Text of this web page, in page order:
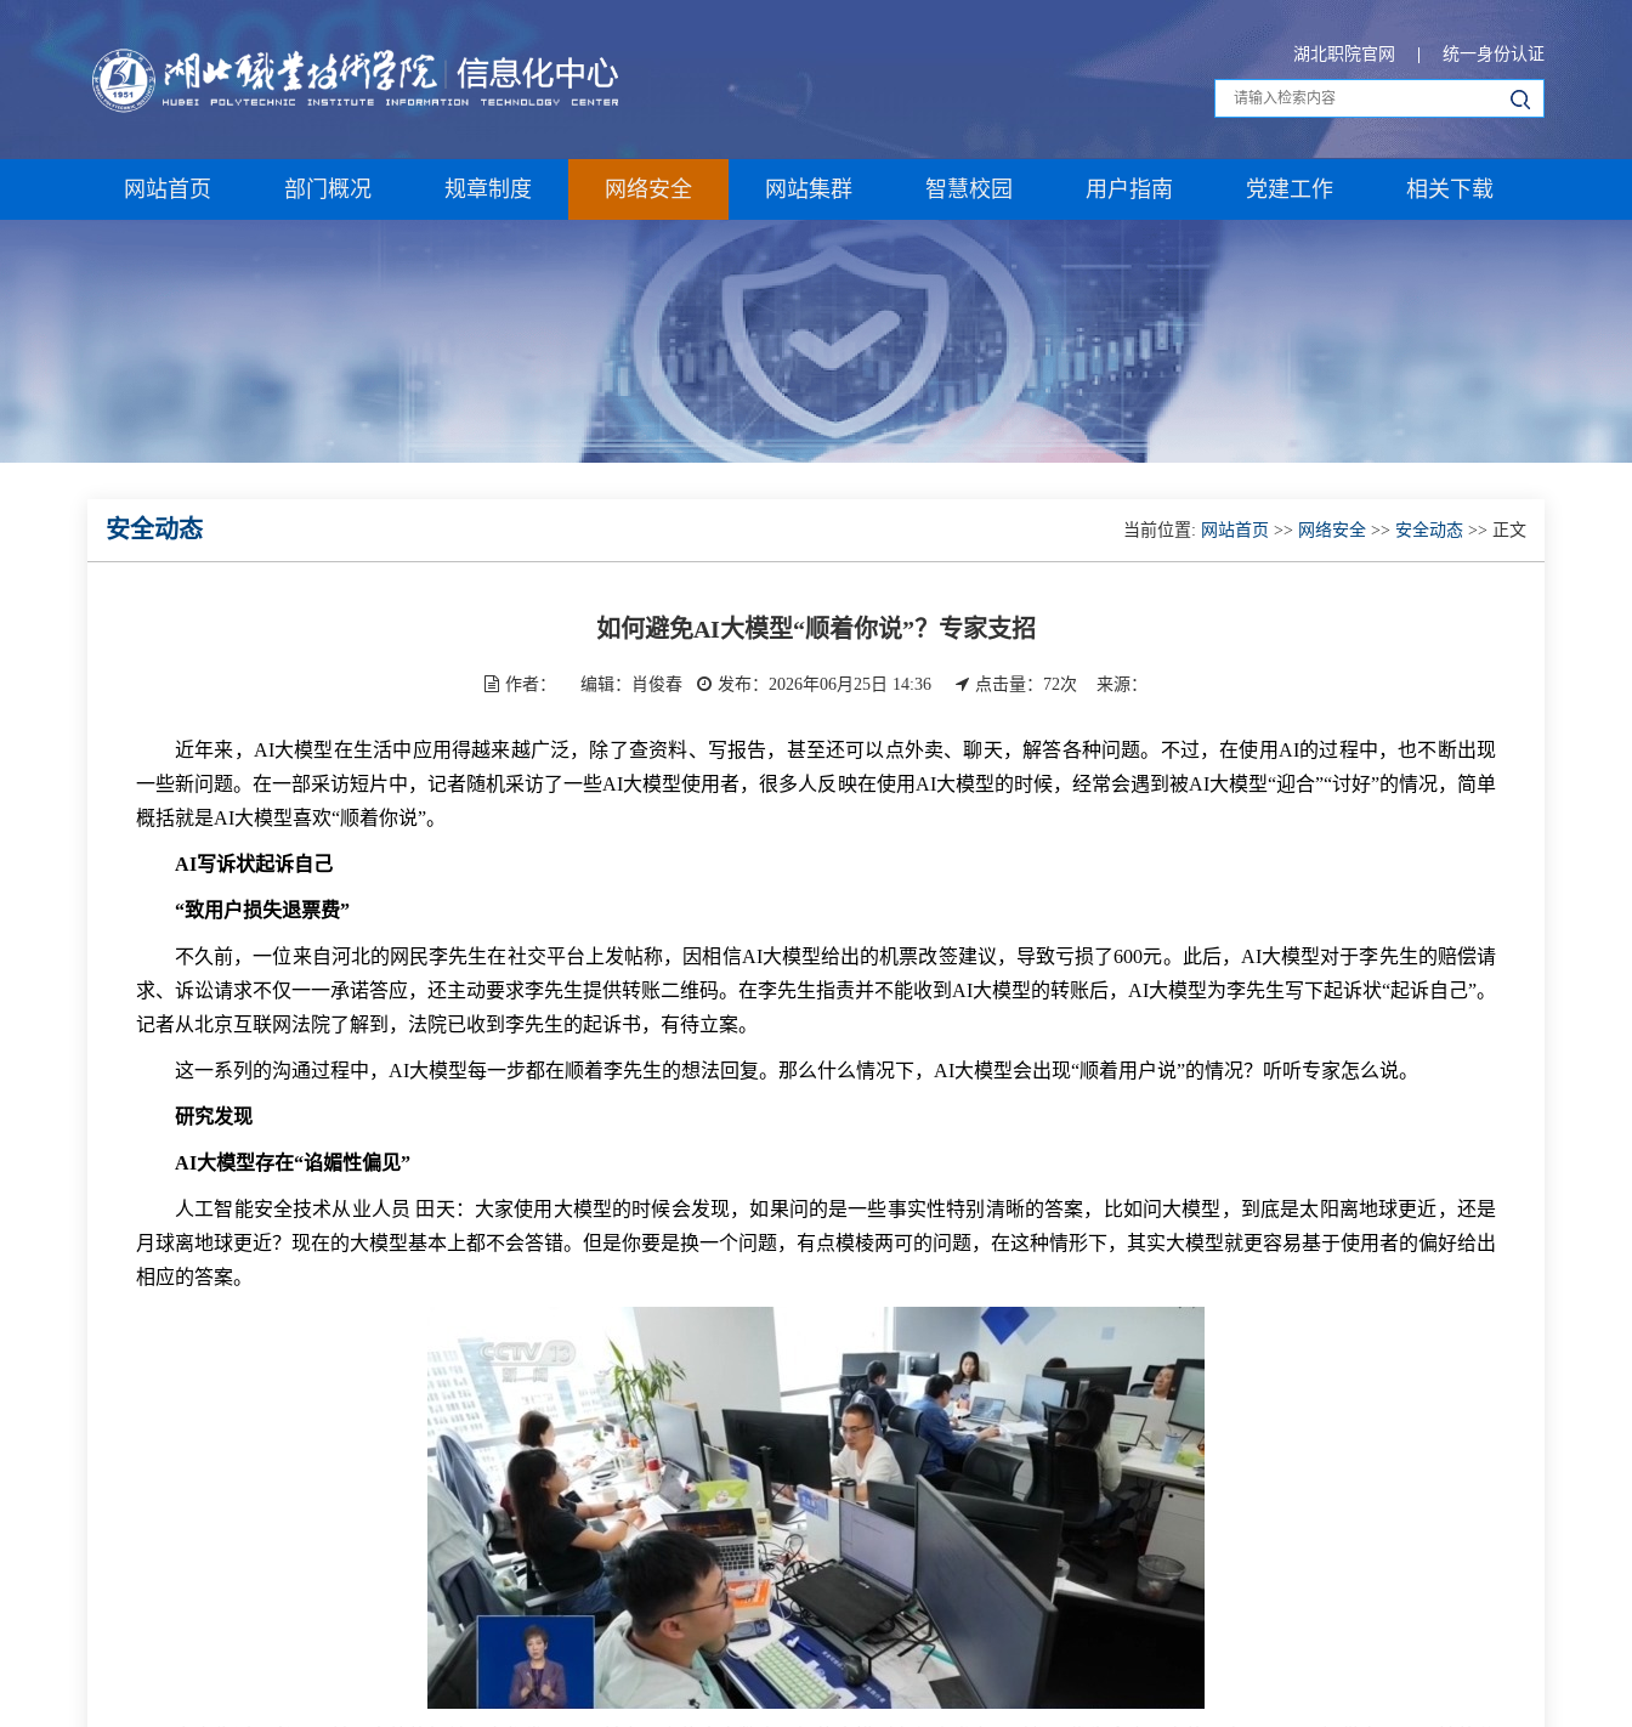
湖北职院官网 统一身份认证
网站首页 部门概况 规章制度 网络安全 网站集群 智慧校园 用户指南 党建工作 相关下载
安全动态 当前位置: 网站首页 >> 网络安全 >> 安全动态 >> 正文
如何避免AI大模型“顺着你说”？专家支招
作者： 编辑：肖俊春 发布：2026年06月25日 14:36 点击量： 72次 来源：
近年来，AI大模型在生活中应用得越来越广泛，除了查资料、写报告，甚至还可以点外卖、聊天，解答各种问题。不过，在使用AI的过程中，也不断出现
一些新问题。在一部采访短片中，记者随机采访了一些AI大模型使用者，很多人反映在使用AI大模型的时候，经常会遇到被AI大模型“迎合”“讨好”的情况，简单
概括就是AI大模型喜欢“顺着你说”。
AI写诉状起诉自己
“致用户损失退票费”
不久前，一位来自河北的网民李先生在社交平台上发帖称，因相信AI大模型给出的机票改签建议，导致亏损了600元。此后，AI大模型对于李先生的赔偿请
求、诉讼请求不仅一一承诺答应，还主动要求李先生提供转账二维码。在李先生指责并不能收到AI大模型的转账后，AI大模型为李先生写下起诉状“起诉自己”。
记者从北京互联网法院了解到，法院已收到李先生的起诉书，有待立案。
这一系列的沟通过程中，AI大模型每一步都在顺着李先生的想法回复。那么什么情况下，AI大模型会出现“顺着用户说”的情况？听听专家怎么说。
研究发现
AI大模型存在“谄媚性偏见”
人工智能安全技术从业人员 田天：大家使用大模型的时候会发现，如果问的是一些事实性特别清晰的答案，比如问大模型，到底是太阳离地球更近，还是
月球离地球更近？现在的大模型基本上都不会答错。但是你要是换一个问题，有点模棱两可的问题，在这种情形下，其实大模型就更容易基于使用者的偏好给出
相应的答案。